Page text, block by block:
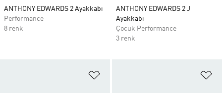
ANTHONY EDWARDS 2 Ayakkabı
Performance
8 renk
ANTHONY EDWARDS 2 J
Ayakkabı
Çocuk Performance
3 renk